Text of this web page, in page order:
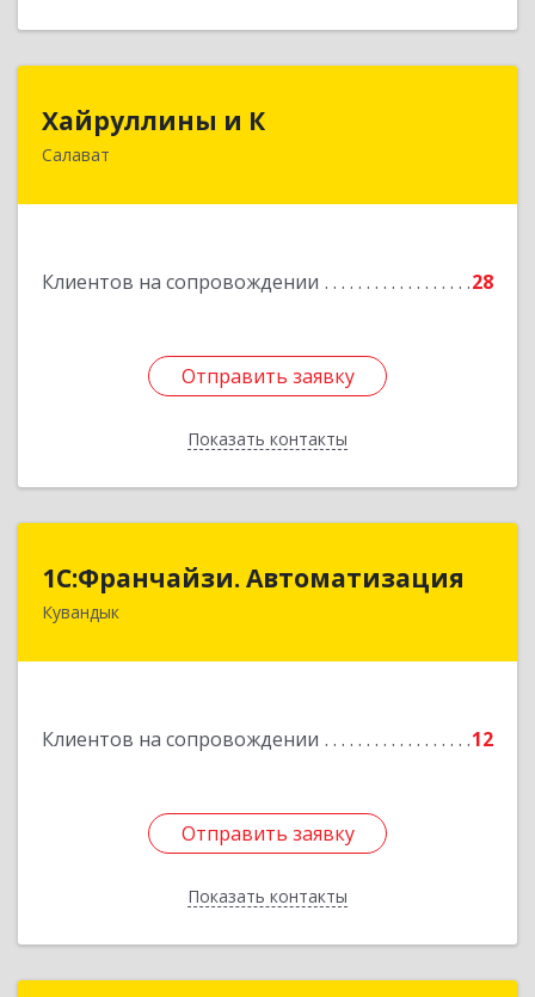
Хайруллины и К
Салават
Клиентов на сопровождении 28
Отправить заявку
Показать контакты
Отправить заявку
Назад
1С:Франчайзи. Автоматизация
Кувандык
Клиентов на сопровождении 12
Отправить заявку
Показать контакты
1С:Франчайзи. Автоматизация
462220, Оренбургская обл, Кувандыкский р-н,
Отправить заявку
Назад